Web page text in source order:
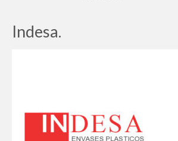
Indesa.